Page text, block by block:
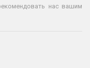
нас вашим